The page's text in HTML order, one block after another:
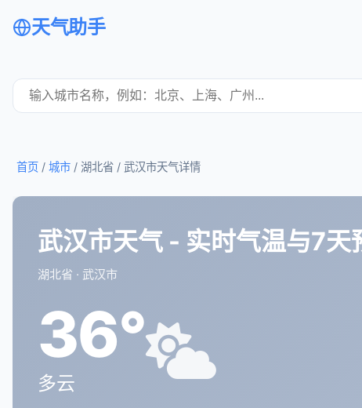
天气助手
首页 / 城市 / 湖北省 / 武汉市天气详情
武汉市天气 - 实时气温与7天
湖北省 · 武汉市
36°
多云